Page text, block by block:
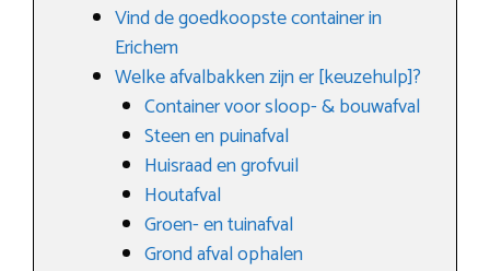
Vind de goedkoopste container in
Erichem
Welke afvalbakken zijn er [keuzehulp]?
Container voor sloop- & bouwafval
Steen en puinafval
Huisraad en grofvuil
Houtafval
Groen- en tuinafval
Grond afval ophalen